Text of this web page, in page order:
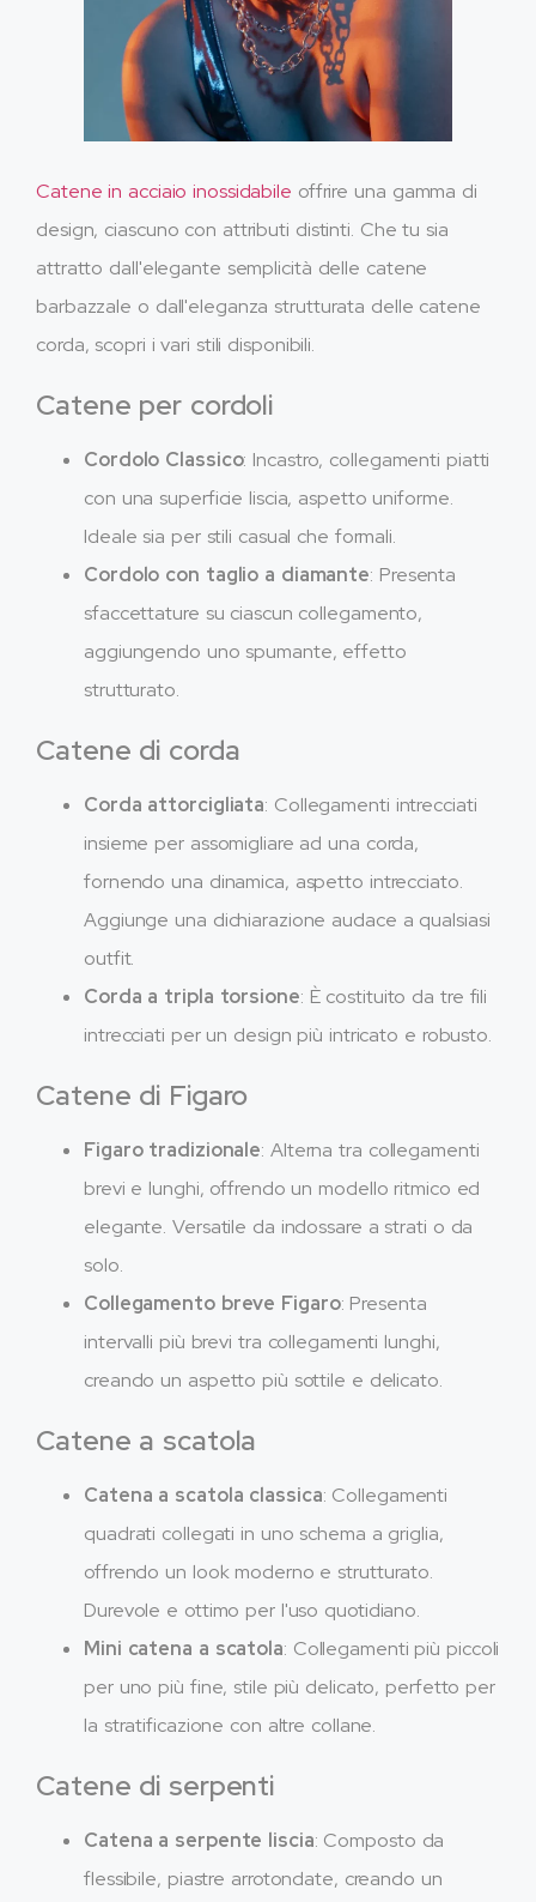
Catene in acciaio inossidabile offrire una gamma di
design, ciascuno con attributi distinti. Che tu sia
attratto dall'elegante semplicità delle catene
barbazzale o dall'eleganza strutturata delle catene
corda, scopri i vari stili disponibili.
Catene per cordoli
Cordolo Classico: Incastro, collegamenti piatti
con una superficie liscia, aspetto uniforme.
Ideale sia per stili casual che formali.
Cordolo con taglio a diamante: Presenta
sfaccettature su ciascun collegamento,
aggiungendo uno spumante, effetto
strutturato.
Catene di corda
Corda attorcigliata: Collegamenti intrecciati
insieme per assomigliare ad una corda,
fornendo una dinamica, aspetto intrecciato.
Aggiunge una dichiarazione audace a qualsiasi
outfit.
Corda a tripla torsione: È costituito da tre fili
intrecciati per un design più intricato e robusto.
Catene di Figaro
Figaro tradizionale: Alterna tra collegamenti
brevi e lunghi, offrendo un modello ritmico ed
elegante. Versatile da indossare a strati o da
solo.
Collegamento breve Figaro: Presenta
intervalli più brevi tra collegamenti lunghi,
creando un aspetto più sottile e delicato.
Catene a scatola
Catena a scatola classica: Collegamenti
quadrati collegati in uno schema a griglia,
offrendo un look moderno e strutturato.
Durevole e ottimo per l'uso quotidiano.
Mini catena a scatola: Collegamenti più piccoli
per uno più fine, stile più delicato, perfetto per
la stratificazione con altre collane.
Catene di serpenti
Catena a serpente liscia: Composto da
flessibile, piastre arrotondate, creando un